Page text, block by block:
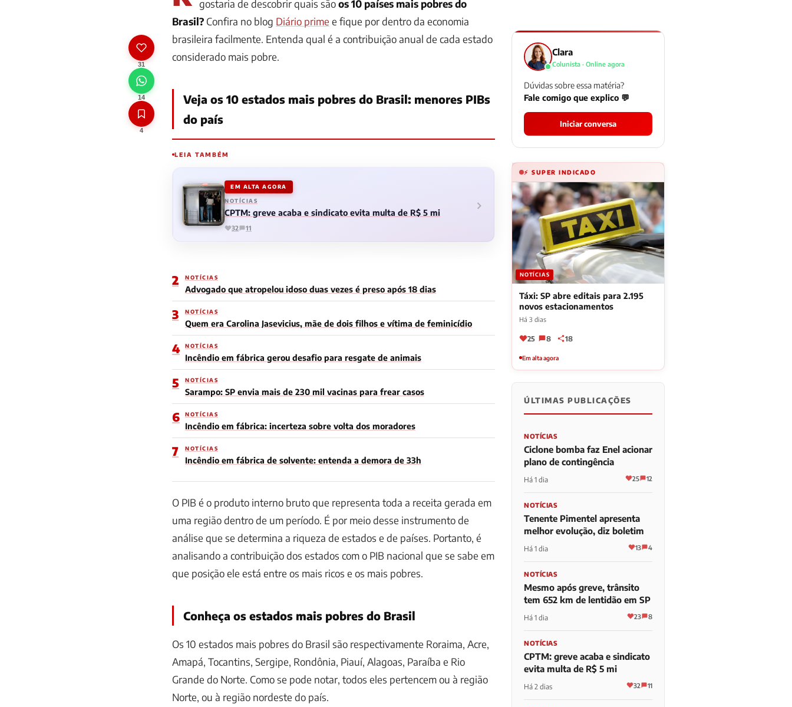
31
14
4
gostaria de descobrir quais sãoos 10 países mais pobres do
Brasil? Confira no blog Diário prime e fique por dentro da economia
brasileira facilmente. Entenda qual é a contribuição anual de cada estado
considerado mais pobre.
Veja os 10 estados mais pobres do Brasil: menores PIBs
do país
LEIA TAMBÉM
EM ALTA AGORA
NOTÍCIAS
CPTM: greve acaba e sindicato evita multa de R$ 5 mi
32 11
2 NOTÍCIAS
Advogado que atropelou idoso duas vezes é preso após 18 dias
3 NOTÍCIAS
Quem era Carolina Jasevicius, mãe de dois filhos e vítima de feminicídio
4 NOTÍCIAS
Incêndio em fábrica gerou desafio para resgate de animais
5 NOTÍCIAS
Sarampo: SP envia mais de 230 mil vacinas para frear casos
6 NOTÍCIAS
Incêndio em fábrica: incerteza sobre volta dos moradores
7 NOTÍCIAS
Incêndio em fábrica de solvente: entenda a demora de 33h
O PIB é o produto interno bruto que representa toda a receita gerada em
uma região dentro de um período. É por meio desse instrumento de
análise que se determina a riqueza de estados e de países. Portanto, é
analisando a contribuição dos estados com o PIB nacional que se sabe em
que posição ele está entre os mais ricos e os mais pobres.
Conheça os estados mais pobres do Brasil
Os 10 estados mais pobres do Brasil são respectivamente Roraima, Acre,
Amapá, Tocantins, Sergipe, Rondônia, Piauí, Alagoas, Paraíba e Rio
Grande do Norte. Como se pode notar, todos eles pertencem ou à região
Norte, ou à região nordeste do país.
Clara
Colunista · Online agora
Dúvidas sobre essa matéria?
Fale comigo que explico 💬
Iniciar conversa
⚡ SUPER INDICADO
NOTÍCIAS
Táxi: SP abre editais para 2.195
novos estacionamentos
Há 3 dias
25 8 18
Em alta agora
ÚLTIMAS PUBLICAÇÕES
NOTÍCIAS
Ciclone bomba faz Enel acionar
plano de contingência
Há 1 dia 25 12
NOTÍCIAS
Tenente Pimentel apresenta
melhor evolução, diz boletim
Há 1 dia 13 4
NOTÍCIAS
Mesmo após greve, trânsito
tem 652 km de lentidão em SP
Há 1 dia 23 8
NOTÍCIAS
CPTM: greve acaba e sindicato
evita multa de R$ 5 mi
Há 2 dias 32 11